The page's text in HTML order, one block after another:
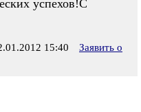
успехов!С
15:40
Заявить о